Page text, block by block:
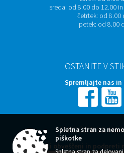
sreda: od 8.00 do 12.00
četrtek: od 8.00
petek: od 8.00
OSTANITE V
Spremljajte nas in
NAROČITE SE NA
Želite ostati obveščeni in podpreti
Spletna stran za
piškotke